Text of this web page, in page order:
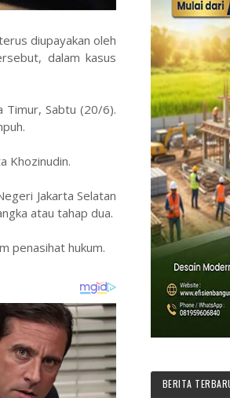
diupayakan oleh
dalam kasus
Timur, Sabtu (20/6).
Khozinudin.
Jakarta Selatan
atau tahap dua.
penasihat hukum.
BERITA